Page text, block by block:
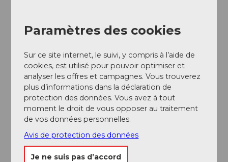
Gastronomie
Auteur(e)
Engelberg - Titlis Tourismus
Organisation
Engelberg-Titlis Tourismus
Conseil de l'auteur
Paramètres des cookies
Sur ce site internet, le suivi, y compris à l’aide de
cookies, est utilisé pour pouvoir optimiser et
analyser les offres et campagnes. Vous trouverez
plus d’informations dans la déclaration de
protection des données. Vous avez à tout
moment le droit de vous opposer au traitement
de vos données personnelles.
Avis de protection des données
Je ne suis pas d’accord